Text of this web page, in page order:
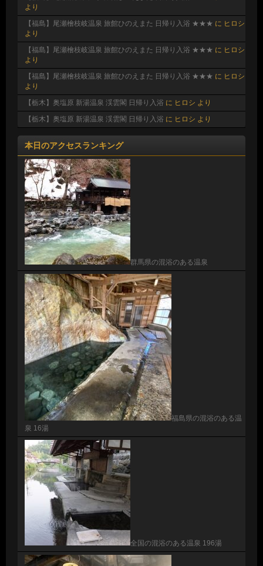
より
【福島】尾瀬檜枝岐温泉 旅館ひのえまた 日帰り入浴 ★★★ に ヒロシ
より
【福島】尾瀬檜枝岐温泉 旅館ひのえまた 日帰り入浴 ★★★ に ヒロシ
より
【福島】尾瀬檜枝岐温泉 旅館ひのえまた 日帰り入浴 ★★★ に ヒロシ
より
【栃木】奥塩原 新湯温泉 渓雲閣 日帰り入浴 に ヒロシ より
【栃木】奥塩原 新湯温泉 渓雲閣 日帰り入浴 に ヒロシ より
本日のアクセスランキング
群馬県の混浴のある温泉
福島県の混浴のある温
泉 16湯
全国の混浴のある温泉 196湯